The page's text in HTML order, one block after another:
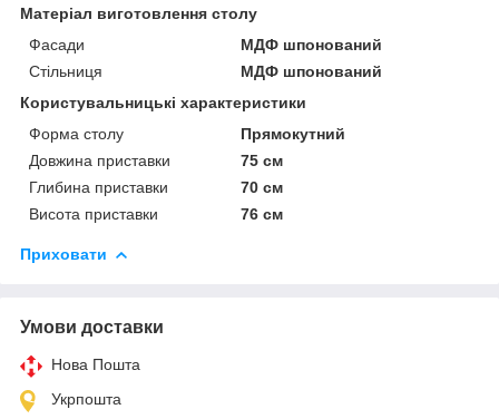
Матеріал виготовлення столу
Фасади
МДФ шпонований
Стільниця
МДФ шпонований
Користувальницькі характеристики
Форма столу
Прямокутний
Довжина приставки
75 см
Глибина приставки
70 см
Висота приставки
76 см
Приховати
Умови доставки
Нова Пошта
Укрпошта